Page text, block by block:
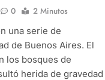
0
2 Minutos
una serie de
de Buenos Aires. El
los bosques de
herida de gravedad